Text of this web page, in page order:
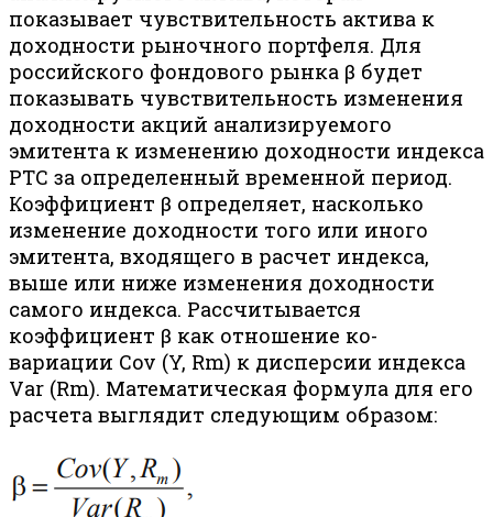
показывает чувствительность актива к
доходности рыночного портфеля. Для
российского фондового рынка β будет
показывать чувствительность изменения
доходности акций анализируемого
эмитента к изменению доходности индекса
РТС за определенный временной период.
Коэффициент β определяет, насколько
изменение доходности того или иного
эмитента, входящего в расчет индекса,
выше или ниже изменения доходности
самого индекса. Рассчитывается
коэффициент β как отношение ко-
вариации Cov (Y, Rm) к дисперсии индекса
Var (Rm). Математическая формула для его
расчета выглядит следующим образом: